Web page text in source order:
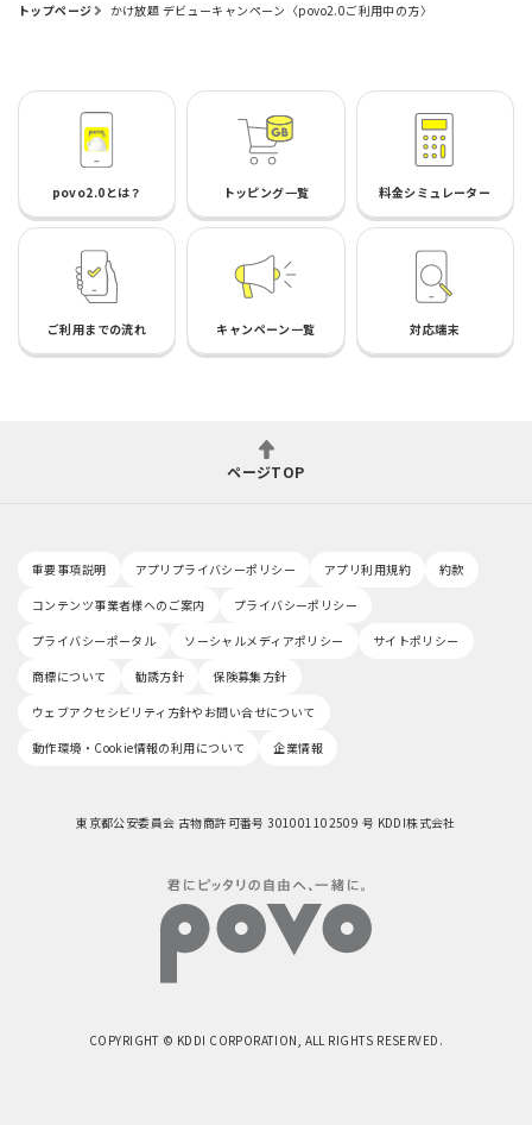
トップページ かけ放題 デビューキャンペーン〈povo2.0ご利用中の方〉
povo2.0とは？ トッピング一覧 料金シミュレーター
ご利用までの流れ キャンペーン一覧 対応端末
ページTOP
重要事項説明 アプリプライバシーポリシー アプリ利用規約
約款
コンテンツ事業者様へのご案内
プライバシーポリシー
プライバシーポータル
ソーシャルメディアポリシー
サイトポリシー
商標について
勧誘方針
保険募集方針
ウェブアクセシビリティ方針やお問い合せについて
動作環境・Cookie情報の利用について
企業情報
東京都公安委員会 古物商許可番号 301001102509 号 KDDI株式会社
COPYRIGHT © KDDI CORPORATION, ALL RIGHTS RESERVED.